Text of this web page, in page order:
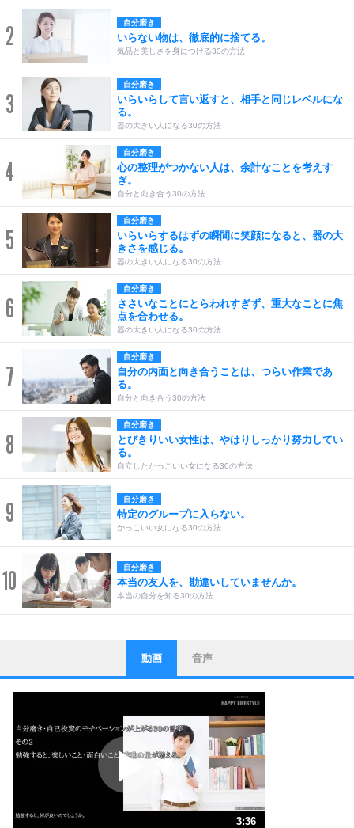
2 自分磨き
いらない物は、徹底的に捨てる。
気品と美しさを身につける30の方法
3
自分磨き
いらいらして言い返すと、相手と同じレベルにな
る。
器の大きい人になる30の方法
4
自分磨き
心の整理がつかない人は、余計なことを考えす
ぎ。
自分と向き合う30の方法
5
自分磨き
いらいらするはずの瞬間に笑顔になると、器の大
きさを感じる。
器の大きい人になる30の方法
6
自分磨き
ささいなことにとらわれすぎず、重大なことに焦
点を合わせる。
器の大きい人になる30の方法
7
自分磨き
自分の内面と向き合うことは、つらい作業であ
る。
自分と向き合う30の方法
8
自分磨き
とびきりいい女性は、やはりしっかり努力してい
る。
自立したかっこいい女になる30の方法
9 自分磨き
特定のグループに入らない。
かっこいい女になる30の方法
10 自分磨き
本当の友人を、勘違いしていませんか。
本当の自分を知る30の方法
1
ストレス対策
他人と比べない。
いっそのこと、他人を見ない。
いらいらしない人になる30の方法
ポジティブになれない原因は、行動しないから。
ポジティブ思考になる30の方法
ストレス対策
人生、なんとかなるもの。
動画 音声
3:36